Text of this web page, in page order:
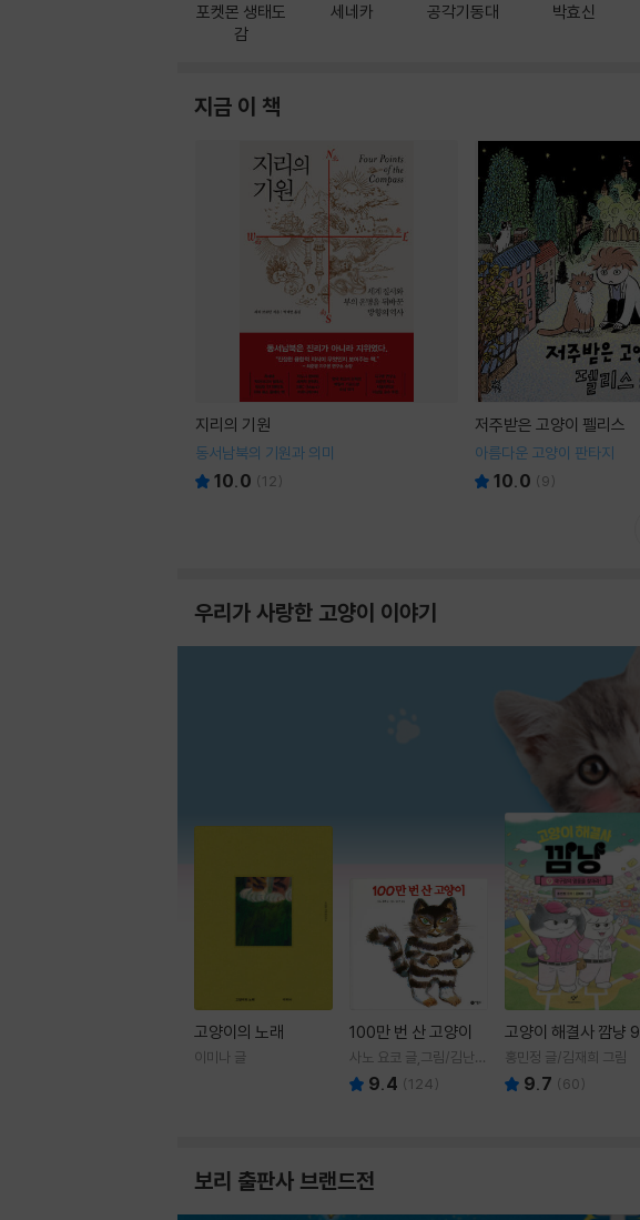
포켓몬 생태도
감
세네카 공각기동대 박효신
지금 이 책
지리의 기원
동서남북의 기원과 의미
10.0 (12)
저주받은 고양이 펠리스
아름다운 고양이 판타지
10.0 (9)
우리가 사랑한 고양이 이야기
고양이의 노래
이미나 글
100만 번 산 고양이
사노 요코 글,그림/김난주
역 9.4 (124)
고양이 해결사 깜냥 9
홍민정 글/김재희 그림
9.7 (60)
보리 출판사 브랜드전